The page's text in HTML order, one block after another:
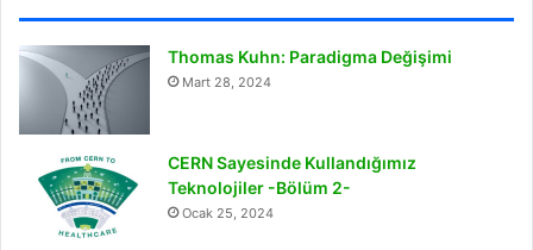
Thomas Kuhn: Paradigma Değişimi
Mart 28, 2024
CERN Sayesinde Kullandığımız
Teknolojiler -Bölüm 2-
Ocak 25, 2024